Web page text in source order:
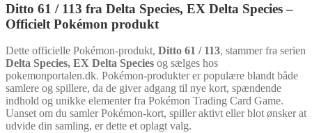
Ditto 61 / 113 fra Delta Species, EX Delta Species –
Officielt Pokémon produkt
Dette officielle Pokémon-produkt, Ditto 61 / 113, stammer fra serien
Delta Species, EX Delta Species og sælges hos
pokemonportalen.dk. Pokémon-produkter er populære blandt både
samlere og spillere, da de giver adgang til nye kort, spændende
indhold og unikke elementer fra Pokémon Trading Card Game.
Uanset om du samler Pokémon-kort, spiller aktivt eller blot ønsker at
udvide din samling, er dette et oplagt valg.